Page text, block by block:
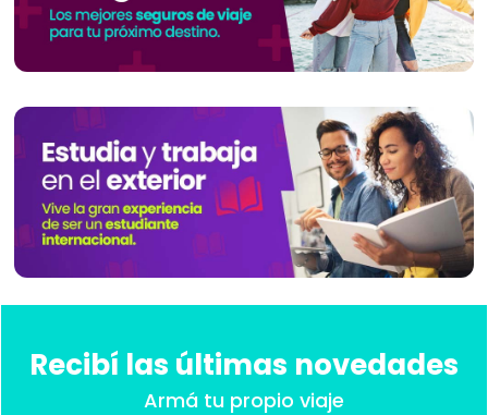
Recibí las últimas novedades
Armá tu propio viaje